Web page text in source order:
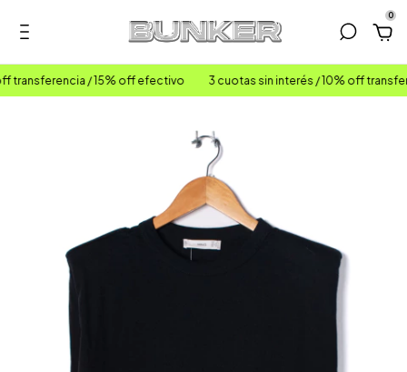
0
transferencia / 15% off efectivo 3 cuotas sin interés / 10% off